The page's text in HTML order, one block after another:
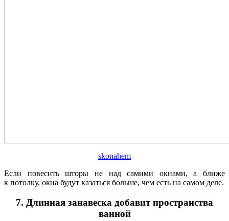
skonahem
Если повесить шторы не над самими окнами, а ближе
к потолку, окна будут казаться больше, чем есть на самом деле.
7. Длинная занавеска добавит пространства
ванной